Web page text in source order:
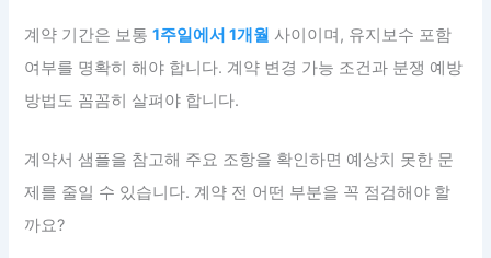
계약 기간은 보통1주일에서 1개월 사이이며, 유지보수 포함
여부를 명확히 해야 합니다. 계약 변경 가능 조건과 분쟁 예방
방법도 꼼꼼히 살펴야 합니다.
계약서 샘플을 참고해 주요 조항을 확인하면 예상치 못한 문
제를 줄일 수 있습니다. 계약 전 어떤 부분을 꼭 점검해야 할
까요?